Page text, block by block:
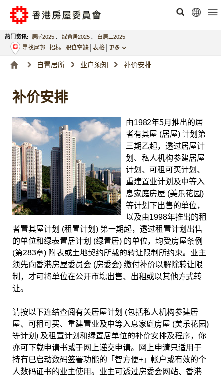
热门资讯: 居屋2025、 绿置居2025、 白居二2025
寻找屋邨 招标 职位空缺 表格 更多
自置居所 业户须知 补价安排
补价安排
由1982年5月推出的居
者有其屋 (居屋) 计划第
三期乙起，透过居屋计
划、私人机构参建居屋
计划、可租可买计划、
重建置业计划及中等入
息家庭房屋 (美乐花园)
等计划下出售的单位，
以及由1998年推出的租
者置其屋计划 (租置计划) 第一期起，透过租置计划出售
的单位和绿表置居计划 (绿置居) 的单位，均受房屋条例
(第283章) 附表或土地契约所载的转让限制所约束。业主
须先向香港房屋委员会 (房委会) 缴付补价以解除转让限
制，才可将单位在公开市塲出售、出租或以其他方式转
让。
请按以下连结查阅有关居屋计划 (包括私人机构参建居
屋、可租可买、重建置业及中等入息家庭房屋 (美乐花园)
等计划) 及租置计划和绿置居单位的补价安排及程序，你
亦可下载申请书或于网上递交申请。网上申请只适用于
持有已启动数码签署功能的「智方便+」帐户或有效的个
人数码证书的业主使用。业主可透过房委会网站、香港